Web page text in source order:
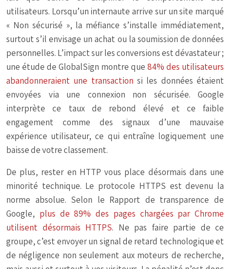
utilisateurs. Lorsqu’un internaute arrive sur un site marqué
« Non sécurisé », la méfiance s’installe immédiatement,
surtout s’il envisage un achat ou la soumission de données
personnelles. L’impact sur les conversions est dévastateur ;
une étude de GlobalSign montre que 84% des utilisateurs
abandonneraient une transaction si les données étaient
envoyées via une connexion non sécurisée. Google
interprète ce taux de rebond élevé et ce faible
engagement comme des signaux d’une mauvaise
expérience utilisateur, ce qui entraîne logiquement une
baisse de votre classement.
De plus, rester en HTTP vous place désormais dans une
minorité technique. Le protocole HTTPS est devenu la
norme absolue. Selon le Rapport de transparence de
Google, plus de 89% des pages chargées par Chrome
utilisent désormais HTTPS. Ne pas faire partie de ce
groupe, c’est envoyer un signal de retard technologique et
de négligence non seulement aux moteurs de recherche,